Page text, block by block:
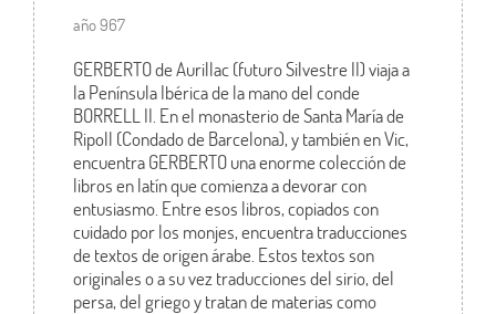
año 967
GERBERTO de Aurillac (futuro Silvestre II) viaja a
la Península Ibérica de la mano del conde
BORRELL II. En el monasterio de Santa María de
Ripoll (Condado de Barcelona), y también en Vic,
encuentra GERBERTO una enorme colección de
libros en latín que comienza a devorar con
entusiasmo. Entre esos libros, copiados con
cuidado por los monjes, encuentra traducciones
de textos de origen árabe. Estos textos son
originales o a su vez traducciones del sirio, del
persa, del griego y tratan de materias como